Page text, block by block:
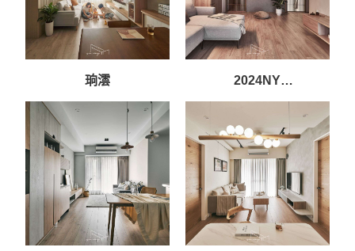
珦澐
2024NY
ARCHITECTURAL銀獎